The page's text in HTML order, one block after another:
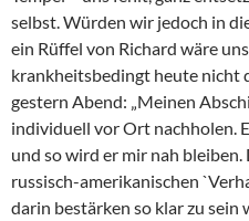
selbst. Würden wir jedoch in
ein Rüffel von Richard wäre
krankheitsbedingt heute nicht
gestern Abend: „Meinen
individuell vor Ort nachholen.
und so wird er mir nah
russisch-amerikanischen
darin bestärken so klar zu sein